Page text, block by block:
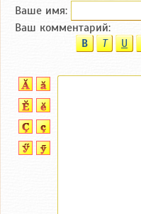
Ваше имя:
Ваш комментарий:
B T U